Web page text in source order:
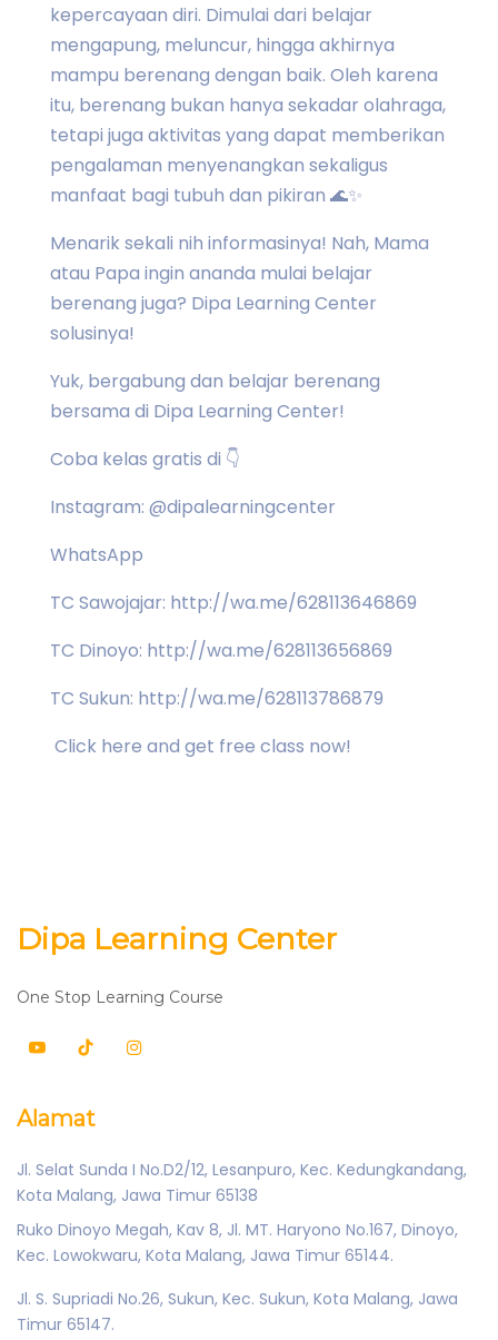
kepercayaan diri. Dimulai dari belajar
mengapung, meluncur, hingga akhirnya
mampu berenang dengan baik. Oleh karena
itu, berenang bukan hanya sekadar olahraga,
tetapi juga aktivitas yang dapat memberikan
pengalaman menyenangkan sekaligus
manfaat bagi tubuh dan pikiran 🌊✨
Menarik sekali nih informasinya! Nah, Mama
atau Papa ingin ananda mulai belajar
berenang juga? Dipa Learning Center
solusinya!
Yuk, bergabung dan belajar berenang
bersama di Dipa Learning Center!
Coba kelas gratis di 👇
Instagram: @dipalearningcenter
WhatsApp
TC Sawojajar: http://wa.me/628113646869
TC Dinoyo: http://wa.me/628113656869
TC Sukun: http://wa.me/628113786879
Click here and get free class now!
Dipa Learning Center
One Stop Learning Course
Alamat
Jl. Selat Sunda I No.D2/12, Lesanpuro, Kec. Kedungkandang,
Kota Malang, Jawa Timur 65138
Ruko Dinoyo Megah, Kav 8, Jl. MT. Haryono No.167, Dinoyo,
Kec. Lowokwaru, Kota Malang, Jawa Timur 65144.
Jl. S. Supriadi No.26, Sukun, Kec. Sukun, Kota Malang, Jawa
Timur 65147.